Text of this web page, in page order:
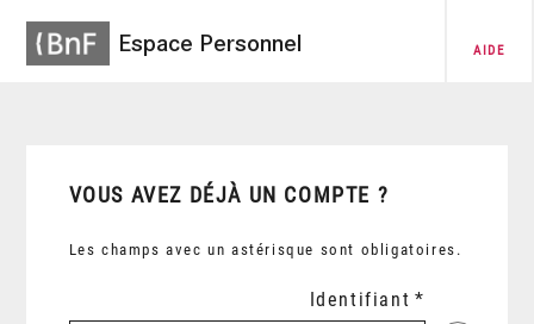
Espace Personnel AIDE
VOUS AVEZ DÉJÀ UN COMPTE ?
Les champs avec un astérisque sont obligatoires.
Identifiant